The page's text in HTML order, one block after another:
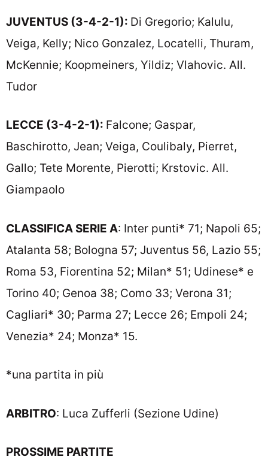
JUVENTUS (3-4-2-1): Di Gregorio; Kalulu,
Veiga, Kelly; Nico Gonzalez, Locatelli, Thuram,
McKennie; Koopmeiners, Yildiz; Vlahovic. All.
Tudor
LECCE (3-4-2-1): Falcone; Gaspar,
Baschirotto, Jean; Veiga, Coulibaly, Pierret,
Gallo; Tete Morente, Pierotti; Krstovic. All.
Giampaolo
CLASSIFICA SERIE A: Inter punti* 71; Napoli 65;
Atalanta 58; Bologna 57; Juventus 56, Lazio 55;
Roma 53, Fiorentina 52; Milan* 51; Udinese* e
Torino 40; Genoa 38; Como 33; Verona 31;
Cagliari* 30; Parma 27; Lecce 26; Empoli 24;
Venezia* 24; Monza* 15.
*una partita in più
ARBITRO: Luca Zufferli (Sezione Udine)
PROSSIME PARTITE